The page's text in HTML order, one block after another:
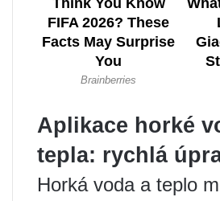
Aplikace horké
tepla: rychlá
Horká voda a teplo